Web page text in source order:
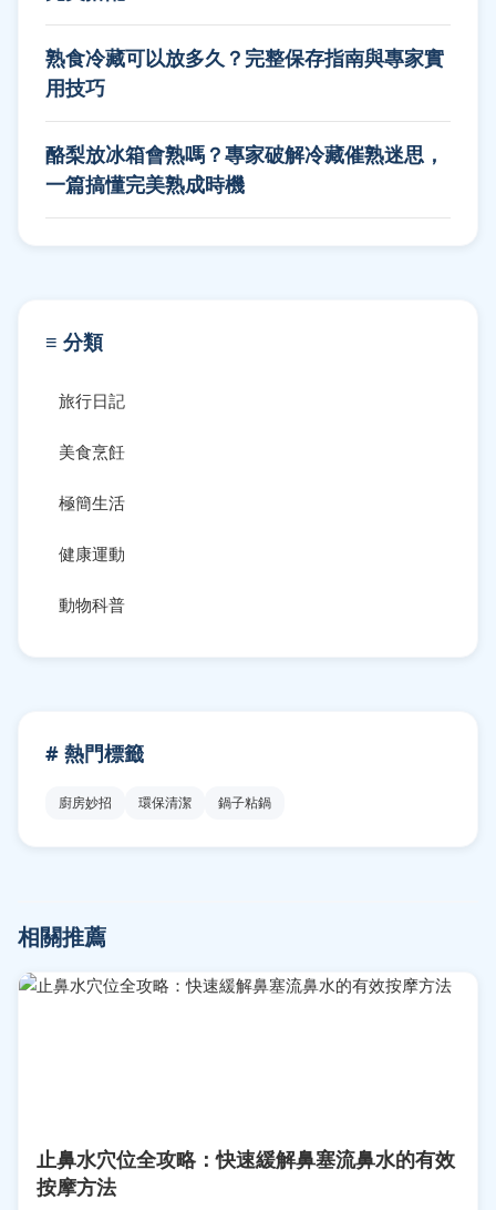
熟食冷藏可以放多久？完整保存指南與專家實
用技巧
酪梨放冰箱會熟嗎？專家破解冷藏催熟迷思，
一篇搞懂完美熟成時機
≡ 分類
旅行日記
美食烹飪
極簡生活
健康運動
動物科普
# 熱門標籤
廚房妙招 環保清潔 鍋子粘鍋
相關推薦
止鼻水穴位全攻略：快速緩解鼻塞流鼻水的有效
按摩方法